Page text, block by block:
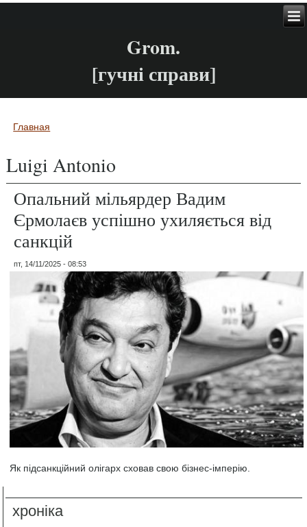
Grom.
[гучні справи]
Вы здесь
Главная
Luigi Antonio
Опальний мільярдер Вадим
Єрмолаєв успішно ухиляється від
санкцій
пт, 14/11/2025 - 08:53
Як підсанкційний олігарх сховав свою бізнес-імперію.
хроніка